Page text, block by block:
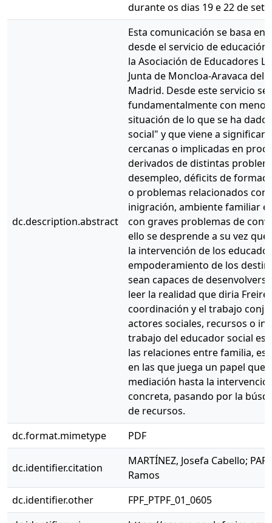
durante os dias 19 e 22 de
dc.description.abstract
Esta comunicación se basa en
desde el servicio de
la Asociación de Educadores
Junta de Moncloa-Aravaca del
Madrid. Desde este servicio se
fundamentalmente con
situación de lo que se ha
social" y que viene a significar
cercanas o implicadas en
derivados de distintas
desempleo, déficits de
o problemas relacionados con
inigración, ambiente familiar
con graves problemas de
ello se desprende a su vez
la intervención de los
empoderamiento de los
sean capaces de
leer la realidad que diria
coordinación y el trabajo
actores sociales, recursos o
trabajo del educador social
las relaciones entre familia,
en las que juega un papel que
mediación hasta la
concreta, pasando por la
de recursos.
dc.format.mimetype
PDF
dc.identifier.citation
MARTÍNEZ, Josefa Cabello;
Ramos
dc.identifier.other
FPF_PTPF_01_0605